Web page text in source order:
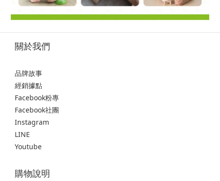
關於我們
品牌故事
經銷據點
Facebook粉專
Facebook社團
Instagram
LINE
Youtube
購物說明